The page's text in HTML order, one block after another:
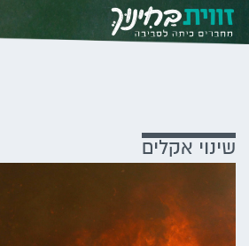
Skip to content
שינוי אקלים